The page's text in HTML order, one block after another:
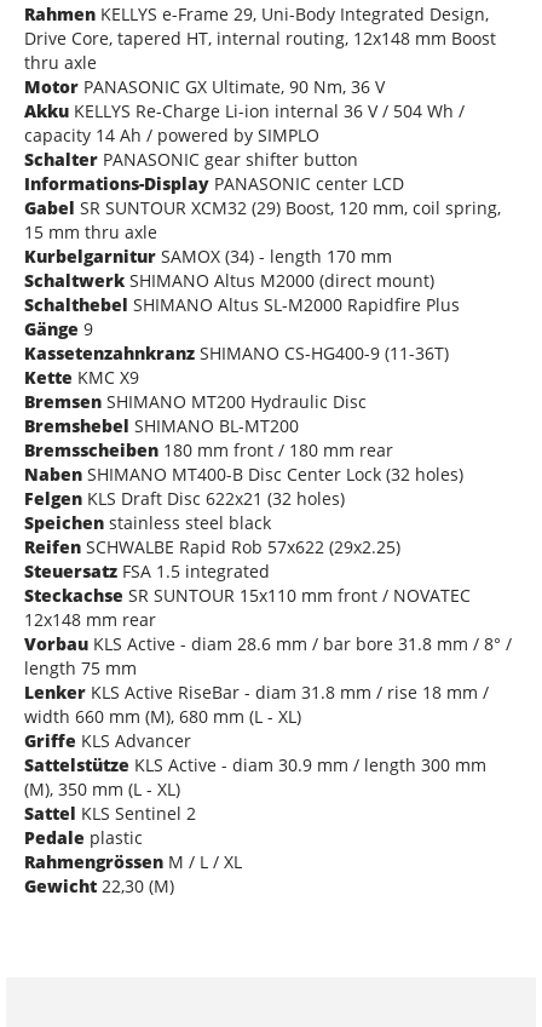
Rahmen KELLYS e-Frame 29, Uni-Body Integrated Design,
Drive Core, tapered HT, internal routing, 12x148 mm Boost
thru axle
Motor PANASONIC GX Ultimate, 90 Nm, 36 V
Akku KELLYS Re-Charge Li-ion internal 36 V / 504 Wh /
capacity 14 Ah / powered by SIMPLO
Schalter PANASONIC gear shifter button
Informations-Display PANASONIC center LCD
Gabel SR SUNTOUR XCM32 (29) Boost, 120 mm, coil spring,
15 mm thru axle
Kurbelgarnitur SAMOX (34) - length 170 mm
Schaltwerk SHIMANO Altus M2000 (direct mount)
Schalthebel SHIMANO Altus SL-M2000 Rapidfire Plus
Gänge 9
Kassetenzahnkranz SHIMANO CS-HG400-9 (11-36T)
Kette KMC X9
Bremsen SHIMANO MT200 Hydraulic Disc
Bremshebel SHIMANO BL-MT200
Bremsscheiben 180 mm front / 180 mm rear
Naben SHIMANO MT400-B Disc Center Lock (32 holes)
Felgen KLS Draft Disc 622x21 (32 holes)
Speichen stainless steel black
Reifen SCHWALBE Rapid Rob 57x622 (29x2.25)
Steuersatz FSA 1.5 integrated
Steckachse SR SUNTOUR 15x110 mm front / NOVATEC
12x148 mm rear
Vorbau KLS Active - diam 28.6 mm / bar bore 31.8 mm / 8° /
length 75 mm
Lenker KLS Active RiseBar - diam 31.8 mm / rise 18 mm /
width 660 mm (M), 680 mm (L - XL)
Griffe KLS Advancer
Sattelstütze KLS Active - diam 30.9 mm / length 300 mm
(M), 350 mm (L - XL)
Sattel KLS Sentinel 2
Pedale plastic
Rahmengrössen M / L / XL
Gewicht 22,30 (M)